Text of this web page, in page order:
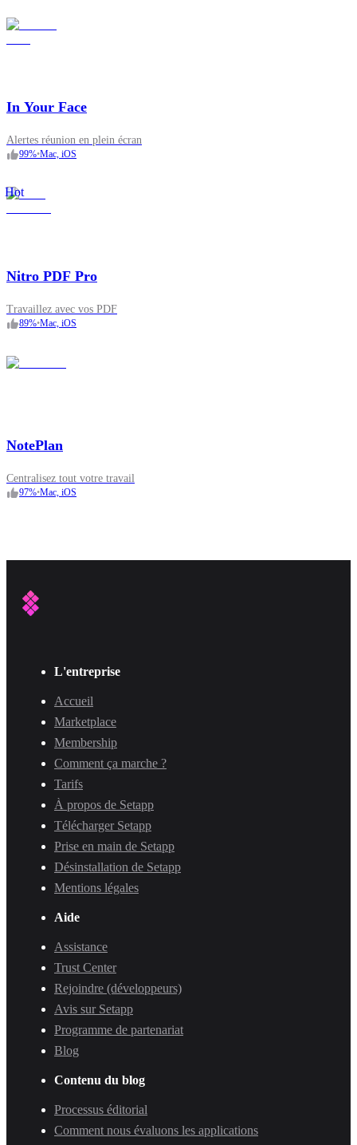
In Your Face
Alertes réunion en plein écran
99%•Mac, iOS
Hot
Nitro PDF Pro
Travaillez avec vos PDF
89%•Mac, iOS
NotePlan
Centralisez tout votre travail
97%•Mac, iOS
L'entreprise
Accueil
Marketplace
Membership
Comment ça marche ?
Tarifs
À propos de Setapp
Télécharger Setapp
Prise en main de Setapp
Désinstallation de Setapp
Mentions légales
Aide
Assistance
Trust Center
Rejoindre (développeurs)
Avis sur Setapp
Programme de partenariat
Blog
Contenu du blog
Processus éditorial
Comment nous évaluons les applications